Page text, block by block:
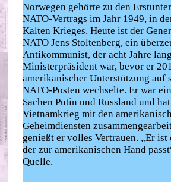
Norwegen gehörte zu den
NATO-Vertrags im Jahr 1949, in
Kalten Krieges. Heute ist der
NATO Jens Stoltenberg, ein
Antikommunist, der acht Jahre
Ministerpräsident war, bevor er
amerikanischer Unterstützung auf
NATO-Posten wechselte. Er war
Sachen Putin und Russland und
Vietnamkrieg mit den
Geheimdiensten
genießt er volles Vertrauen. „Er ist
der zur amerikanischen Hand
Quelle.